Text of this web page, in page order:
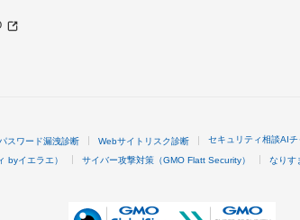
パスワード漏洩診断 Webサイトリスク診断 セキュリティ相談AIチ
byイエラエ） サイバー攻撃対策（GMO Flatt Security） なりす